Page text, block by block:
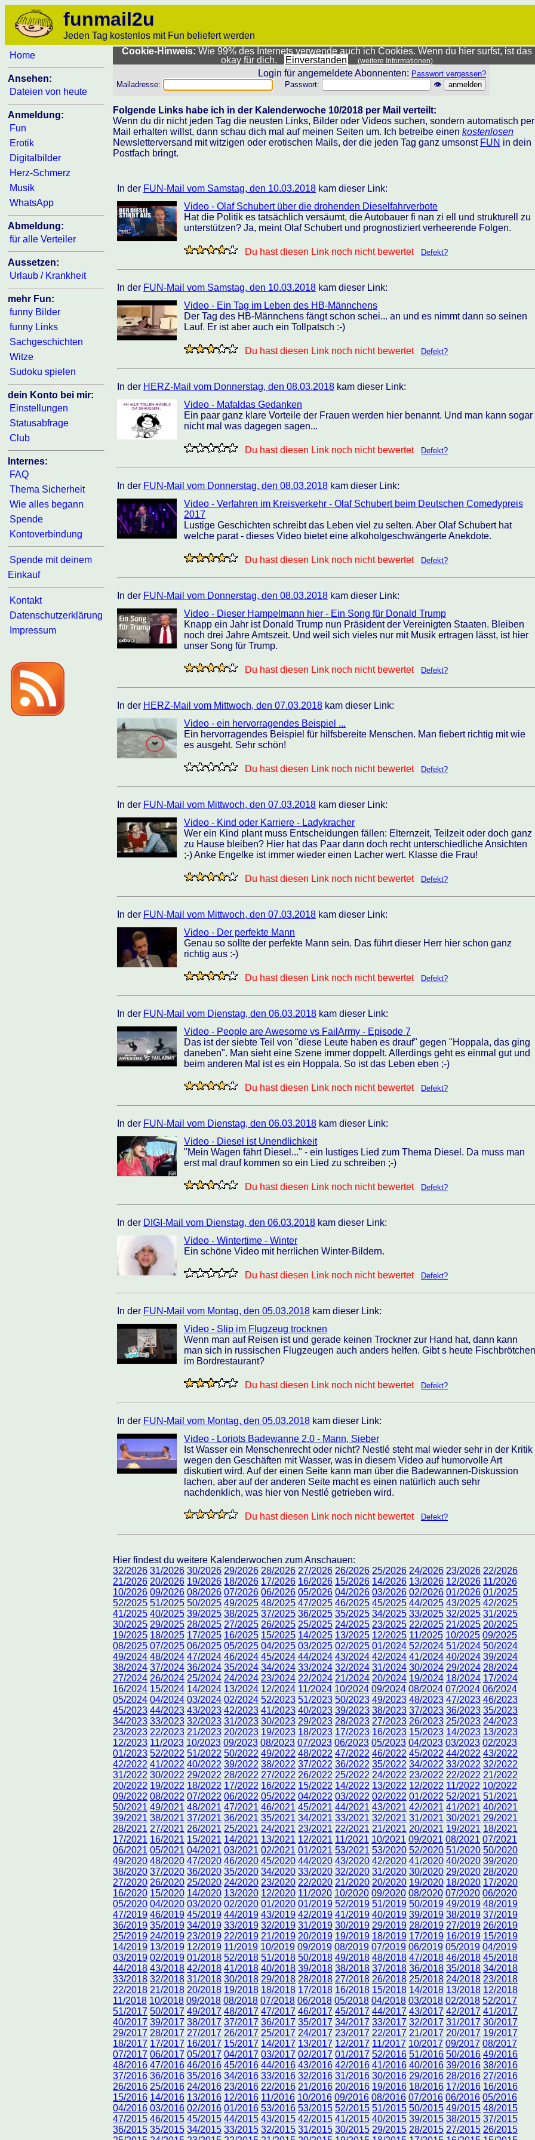
funmail2u
Jeden Tag kostenlos mit Fun beliefert werden
Home
Ansehen:
Dateien von heute
Anmeldung:
Fun
Erotik
Digitalbilder
Herz-Schmerz
Musik
WhatsApp
Abmeldung:
für alle Verteiler
Aussetzen:
Urlaub / Krankheit
mehr Fun:
funny Bilder
funny Links
Sachgeschichten
Witze
Sudoku spielen
dein Konto bei mir:
Einstellungen
Statusabfrage
Club
Internes:
FAQ
Thema Sicherheit
Wie alles begann
Spende
Kontoverbindung
Spende mit deinem
Einkauf
Kontakt
Datenschutzerklärung
Impressum
Cookie-Hinweis: Wie 99% des Internets verwende auch ich Cookies. Wenn du hier surfst, ist das
okay für dich.
Einverstanden (weitere Informationen)
Login für angemeldete Abonnenten: Passwort vergessen?
Mailadresse:
Passwort: 👁
Folgende Links habe ich in der Kalenderwoche 10/2018 per Mail verteilt:
Wenn du dir nicht jeden Tag die neusten Links, Bilder oder Videos suchen, sondern automatisch per
Mail erhalten willst, dann schau dich mal auf meinen Seiten um. Ich betreibe einen kostenlosen
Newsletterversand mit witzigen oder erotischen Mails, der die jeden Tag ganz umsonst FUN in dein
Postfach bringt.
In der FUN-Mail vom Samstag, den 10.03.2018 kam dieser Link:
Video - Olaf Schubert über die drohenden Dieselfahrverbote
Hat die Politik es tatsächlich versäumt, die Autobauer fi nan zi ell und strukturell zu
unterstützen? Ja, meint Olaf Schubert und prognostiziert verheerende Folgen.
Du hast diesen Link noch nicht bewertet Defekt?
In der FUN-Mail vom Samstag, den 10.03.2018 kam dieser Link:
Video - Ein Tag im Leben des HB-Männchens
Der Tag des HB-Männchens fängt schon schei... an und es nimmt dann so seinen
Lauf. Er ist aber auch ein Tollpatsch :-)
Du hast diesen Link noch nicht bewertet Defekt?
In der HERZ-Mail vom Donnerstag, den 08.03.2018 kam dieser Link:
Video - Mafaldas Gedanken
Ein paar ganz klare Vorteile der Frauen werden hier benannt. Und man kann sogar
nicht mal was dagegen sagen...
Du hast diesen Link noch nicht bewertet Defekt?
In der FUN-Mail vom Donnerstag, den 08.03.2018 kam dieser Link:
Video - Verfahren im Kreisverkehr - Olaf Schubert beim Deutschen Comedypreis
2017
Lustige Geschichten schreibt das Leben viel zu selten. Aber Olaf Schubert hat
welche parat - dieses Video bietet eine alkoholgeschwängerte Anekdote.
Du hast diesen Link noch nicht bewertet Defekt?
In der FUN-Mail vom Donnerstag, den 08.03.2018 kam dieser Link:
Video - Dieser Hampelmann hier - Ein Song für Donald Trump
Knapp ein Jahr ist Donald Trump nun Präsident der Vereinigten Staaten. Bleiben
noch drei Jahre Amtszeit. Und weil sich vieles nur mit Musik ertragen lässt, ist hier
unser Song für Trump.
Du hast diesen Link noch nicht bewertet Defekt?
In der HERZ-Mail vom Mittwoch, den 07.03.2018 kam dieser Link:
Video - ein hervorragendes Beispiel ...
Ein hervorragendes Beispiel für hilfsbereite Menschen. Man fiebert richtig mit wie
es ausgeht. Sehr schön!
Du hast diesen Link noch nicht bewertet Defekt?
In der FUN-Mail vom Mittwoch, den 07.03.2018 kam dieser Link:
Video - Kind oder Karriere - Ladykracher
Wer ein Kind plant muss Entscheidungen fällen: Elternzeit, Teilzeit oder doch ganz
zu Hause bleiben? Hier hat das Paar dann doch recht unterschiedliche Ansichten
;-) Anke Engelke ist immer wieder einen Lacher wert. Klasse die Frau!
Du hast diesen Link noch nicht bewertet Defekt?
In der FUN-Mail vom Mittwoch, den 07.03.2018 kam dieser Link:
Video - Der perfekte Mann
Genau so sollte der perfekte Mann sein. Das führt dieser Herr hier schon ganz
richtig aus :-)
Du hast diesen Link noch nicht bewertet Defekt?
In der FUN-Mail vom Dienstag, den 06.03.2018 kam dieser Link:
Video - People are Awesome vs FailArmy - Episode 7
Das ist der siebte Teil von "diese Leute haben es drauf" gegen "Hoppala, das ging
daneben". Man sieht eine Szene immer doppelt. Allerdings geht es einmal gut und
beim anderen Mal ist es ein Hoppala. So ist das Leben eben ;-)
Du hast diesen Link noch nicht bewertet Defekt?
In der FUN-Mail vom Dienstag, den 06.03.2018 kam dieser Link:
Video - Diesel ist Unendlichkeit
"Mein Wagen fährt Diesel..." - ein lustiges Lied zum Thema Diesel. Da muss man
erst mal drauf kommen so ein Lied zu schreiben ;-)
Du hast diesen Link noch nicht bewertet Defekt?
In der DIGI-Mail vom Dienstag, den 06.03.2018 kam dieser Link:
Video - Wintertime - Winter
Ein schöne Video mit herrlichen Winter-Bildern.
Du hast diesen Link noch nicht bewertet Defekt?
In der FUN-Mail vom Montag, den 05.03.2018 kam dieser Link:
Video - Slip im Flugzeug trocknen
Wenn man auf Reisen ist und gerade keinen Trockner zur Hand hat, dann kann
man sich in russischen Flugzeugen auch anders helfen. Gibt s heute Fischbrötchen
im Bordrestaurant?
Du hast diesen Link noch nicht bewertet Defekt?
In der FUN-Mail vom Montag, den 05.03.2018 kam dieser Link:
Video - Loriots Badewanne 2.0 - Mann, Sieber
Ist Wasser ein Menschenrecht oder nicht? Nestlé steht mal wieder sehr in der Kritik
wegen den Geschäften mit Wasser, was in diesem Video auf humorvolle Art
diskutiert wird. Auf der einen Seite kann man über die Badewannen-Diskussion
lachen, aber auf der anderen Seite macht es einen natürlich auch sehr
nachdenklich, was hier von Nestlé getrieben wird.
Du hast diesen Link noch nicht bewertet Defekt?
Hier findest du weitere Kalenderwochen zum Anschauen:
32/2026 31/2026 30/2026 29/2026 28/2026 27/2026 26/2026 25/2026 24/2026 23/2026 22/2026
21/2026 20/2026 19/2026 18/2026 17/2026 16/2026 15/2026 14/2026 13/2026 12/2026 11/2026
10/2026 09/2026 08/2026 07/2026 06/2026 05/2026 04/2026 03/2026 02/2026 01/2026 01/2025
52/2025 51/2025 50/2025 49/2025 48/2025 47/2025 46/2025 45/2025 44/2025 43/2025 42/2025
41/2025 40/2025 39/2025 38/2025 37/2025 36/2025 35/2025 34/2025 33/2025 32/2025 31/2025
30/2025 29/2025 28/2025 27/2025 26/2025 25/2025 24/2025 23/2025 22/2025 21/2025 20/2025
19/2025 18/2025 17/2025 16/2025 15/2025 14/2025 13/2025 12/2025 11/2025 10/2025 09/2025
08/2025 07/2025 06/2025 05/2025 04/2025 03/2025 02/2025 01/2024 52/2024 51/2024 50/2024
49/2024 48/2024 47/2024 46/2024 45/2024 44/2024 43/2024 42/2024 41/2024 40/2024 39/2024
38/2024 37/2024 36/2024 35/2024 34/2024 33/2024 32/2024 31/2024 30/2024 29/2024 28/2024
27/2024 26/2024 25/2024 24/2024 23/2024 22/2024 21/2024 20/2024 19/2024 18/2024 17/2024
16/2024 15/2024 14/2024 13/2024 12/2024 11/2024 10/2024 09/2024 08/2024 07/2024 06/2024
05/2024 04/2024 03/2024 02/2024 52/2023 51/2023 50/2023 49/2023 48/2023 47/2023 46/2023
45/2023 44/2023 43/2023 42/2023 41/2023 40/2023 39/2023 38/2023 37/2023 36/2023 35/2023
34/2023 33/2023 32/2023 31/2023 30/2023 29/2023 28/2023 27/2023 26/2023 25/2023 24/2023
23/2023 22/2023 21/2023 20/2023 19/2023 18/2023 17/2023 16/2023 15/2023 14/2023 13/2023
12/2023 11/2023 10/2023 09/2023 08/2023 07/2023 06/2023 05/2023 04/2023 03/2023 02/2023
01/2023 52/2022 51/2022 50/2022 49/2022 48/2022 47/2022 46/2022 45/2022 44/2022 43/2022
42/2022 41/2022 40/2022 39/2022 38/2022 37/2022 36/2022 35/2022 34/2022 33/2022 32/2022
31/2022 30/2022 29/2022 28/2022 27/2022 26/2022 25/2022 24/2022 23/2022 22/2022 21/2022
20/2022 19/2022 18/2022 17/2022 16/2022 15/2022 14/2022 13/2022 12/2022 11/2022 10/2022
09/2022 08/2022 07/2022 06/2022 05/2022 04/2022 03/2022 02/2022 01/2022 52/2021 51/2021
50/2021 49/2021 48/2021 47/2021 46/2021 45/2021 44/2021 43/2021 42/2021 41/2021 40/2021
39/2021 38/2021 37/2021 36/2021 35/2021 34/2021 33/2021 32/2021 31/2021 30/2021 29/2021
28/2021 27/2021 26/2021 25/2021 24/2021 23/2021 22/2021 21/2021 20/2021 19/2021 18/2021
17/2021 16/2021 15/2021 14/2021 13/2021 12/2021 11/2021 10/2021 09/2021 08/2021 07/2021
06/2021 05/2021 04/2021 03/2021 02/2021 01/2021 53/2021 53/2020 52/2020 51/2020 50/2020
49/2020 48/2020 47/2020 46/2020 45/2020 44/2020 43/2020 42/2020 41/2020 40/2020 39/2020
38/2020 37/2020 36/2020 35/2020 34/2020 33/2020 32/2020 31/2020 30/2020 29/2020 28/2020
27/2020 26/2020 25/2020 24/2020 23/2020 22/2020 21/2020 20/2020 19/2020 18/2020 17/2020
16/2020 15/2020 14/2020 13/2020 12/2020 11/2020 10/2020 09/2020 08/2020 07/2020 06/2020
05/2020 04/2020 03/2020 02/2020 01/2020 01/2019 52/2019 51/2019 50/2019 49/2019 48/2019
47/2019 46/2019 45/2019 44/2019 43/2019 42/2019 41/2019 40/2019 39/2019 38/2019 37/2019
36/2019 35/2019 34/2019 33/2019 32/2019 31/2019 30/2019 29/2019 28/2019 27/2019 26/2019
25/2019 24/2019 23/2019 22/2019 21/2019 20/2019 19/2019 18/2019 17/2019 16/2019 15/2019
14/2019 13/2019 12/2019 11/2019 10/2019 09/2019 08/2019 07/2019 06/2019 05/2019 04/2019
03/2019 02/2019 01/2018 52/2018 51/2018 50/2018 49/2018 48/2018 47/2018 46/2018 45/2018
44/2018 43/2018 42/2018 41/2018 40/2018 39/2018 38/2018 37/2018 36/2018 35/2018 34/2018
33/2018 32/2018 31/2018 30/2018 29/2018 28/2018 27/2018 26/2018 25/2018 24/2018 23/2018
22/2018 21/2018 20/2018 19/2018 18/2018 17/2018 16/2018 15/2018 14/2018 13/2018 12/2018
11/2018 10/2018 09/2018 08/2018 07/2018 06/2018 05/2018 04/2018 03/2018 02/2018 52/2017
51/2017 50/2017 49/2017 48/2017 47/2017 46/2017 45/2017 44/2017 43/2017 42/2017 41/2017
40/2017 39/2017 38/2017 37/2017 36/2017 35/2017 34/2017 33/2017 32/2017 31/2017 30/2017
29/2017 28/2017 27/2017 26/2017 25/2017 24/2017 23/2017 22/2017 21/2017 20/2017 19/2017
18/2017 17/2017 16/2017 15/2017 14/2017 13/2017 12/2017 11/2017 10/2017 09/2017 08/2017
07/2017 06/2017 05/2017 04/2017 03/2017 02/2017 01/2017 52/2016 51/2016 50/2016 49/2016
48/2016 47/2016 46/2016 45/2016 44/2016 43/2016 42/2016 41/2016 40/2016 39/2016 38/2016
37/2016 36/2016 35/2016 34/2016 33/2016 32/2016 31/2016 30/2016 29/2016 28/2016 27/2016
26/2016 25/2016 24/2016 23/2016 22/2016 21/2016 20/2016 19/2016 18/2016 17/2016 16/2016
15/2016 14/2016 13/2016 12/2016 11/2016 10/2016 09/2016 08/2016 07/2016 06/2016 05/2016
04/2016 03/2016 02/2016 01/2016 53/2016 53/2015 52/2015 51/2015 50/2015 49/2015 48/2015
47/2015 46/2015 45/2015 44/2015 43/2015 42/2015 41/2015 40/2015 39/2015 38/2015 37/2015
36/2015 35/2015 34/2015 33/2015 32/2015 31/2015 30/2015 29/2015 28/2015 27/2015 26/2015